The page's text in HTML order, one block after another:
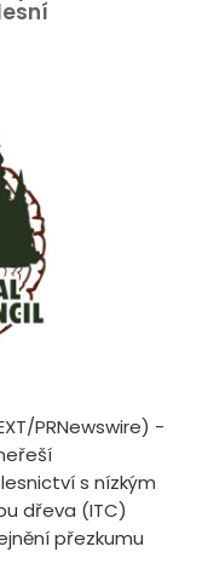
PRNewswire) -
s nízkým
dřeva (ITC)
přezkumu